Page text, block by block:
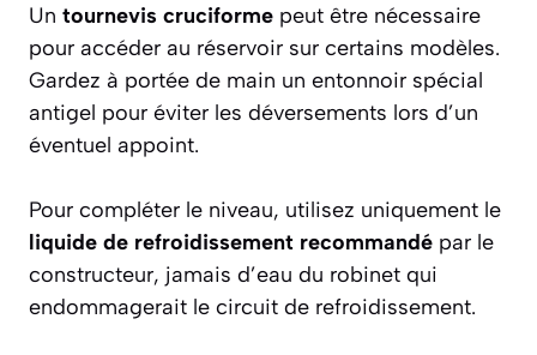
Un tournevis cruciforme peut être nécessaire
pour accéder au réservoir sur certains modèles.
Gardez à portée de main un entonnoir spécial
antigel pour éviter les déversements lors d’un
éventuel appoint.
Pour compléter le niveau, utilisez uniquement le
liquide de refroidissement recommandé par le
constructeur, jamais d’eau du robinet qui
endommagerait le circuit de refroidissement.